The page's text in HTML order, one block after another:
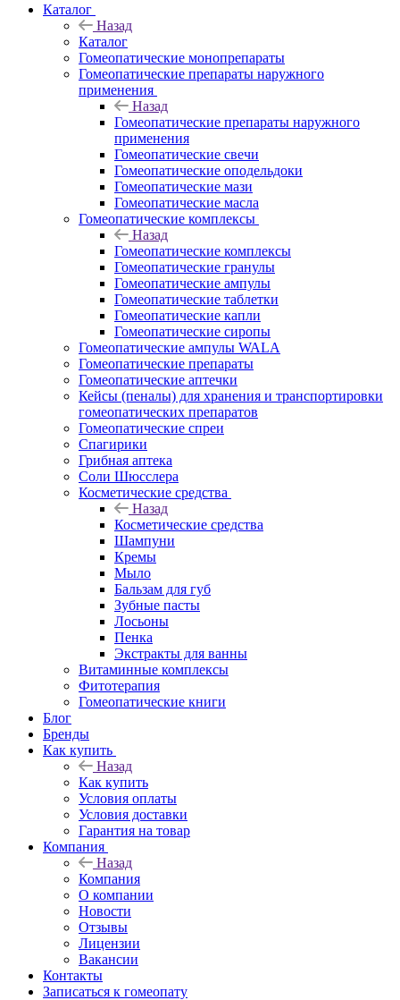
Каталог
Назад
Каталог
Гомеопатические монопрепараты
Гомеопатические препараты наружного
применения
Назад
Гомеопатические препараты наружного
применения
Гомеопатические свечи
Гомеопатические оподельдоки
Гомеопатические мази
Гомеопатические масла
Гомеопатические комплексы
Назад
Гомеопатические комплексы
Гомеопатические гранулы
Гомеопатические ампулы
Гомеопатические таблетки
Гомеопатические капли
Гомеопатические сиропы
Гомеопатические ампулы WALA
Гомеопатические препараты
Гомеопатические аптечки
Кейсы (пеналы) для хранения и транспортировки
гомеопатических препаратов
Гомеопатические спреи
Спагирики
Грибная аптека
Соли Шюсслера
Косметические средства
Назад
Косметические средства
Шампуни
Кремы
Мыло
Бальзам для губ
Зубные пасты
Лосьоны
Пенка
Экстракты для ванны
Витаминные комплексы
Фитотерапия
Гомеопатические книги
Блог
Бренды
Как купить
Назад
Как купить
Условия оплаты
Условия доставки
Гарантия на товар
Компания
Назад
Компания
О компании
Новости
Отзывы
Лицензии
Вакансии
Контакты
Записаться к гомеопату